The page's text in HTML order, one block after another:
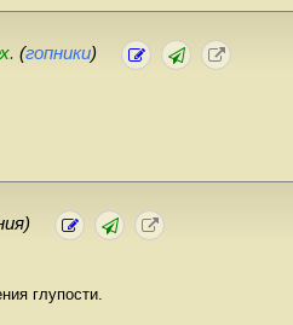
(гопники)
глупости.